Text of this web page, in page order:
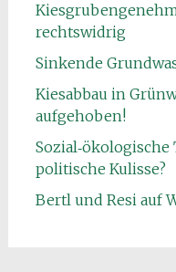
rechtswidrig
Sinkende
Kiesabbau in
aufgehoben!
politische Kulisse?
Bertl und Resi auf